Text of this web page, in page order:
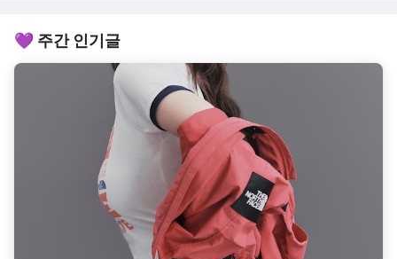
💜 주간 인기글